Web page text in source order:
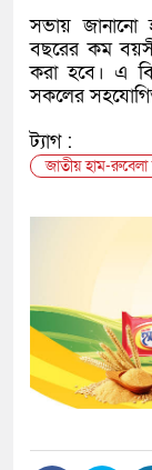
সভায় জানানো
বছরের কম
করা হবে। এ
সকলের
ট্যাগ :
জাতীয় হাম-